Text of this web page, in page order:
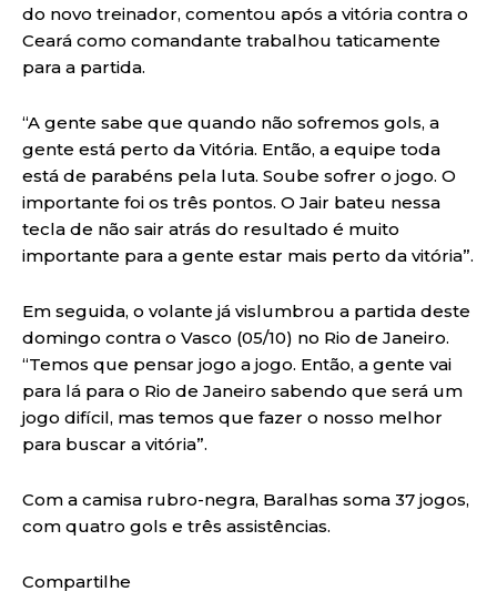
do novo treinador, comentou após a vitória contra o
Ceará como comandante trabalhou taticamente
para a partida.
“A gente sabe que quando não sofremos gols, a
gente está perto da Vitória. Então, a equipe toda
está de parabéns pela luta. Soube sofrer o jogo. O
importante foi os três pontos. O Jair bateu nessa
tecla de não sair atrás do resultado é muito
importante para a gente estar mais perto da vitória”.
Em seguida, o volante já vislumbrou a partida deste
domingo contra o Vasco (05/10) no Rio de Janeiro.
“Temos que pensar jogo a jogo. Então, a gente vai
para lá para o Rio de Janeiro sabendo que será um
jogo difícil, mas temos que fazer o nosso melhor
para buscar a vitória”.
Com a camisa rubro-negra, Baralhas soma 37 jogos,
com quatro gols e três assistências.
Compartilhe